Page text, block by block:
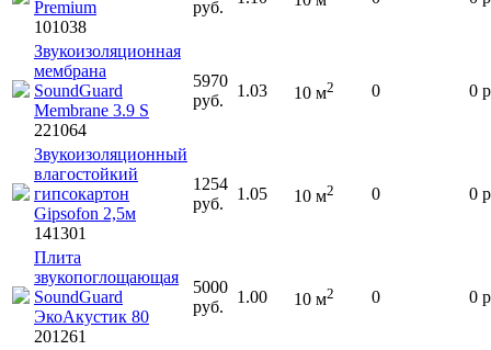
Premium
101038
руб.
Звукоизоляционная
мембрана
SoundGuard
Membranе 3.9 S
221064
5970
руб.
1.03 10 м2 0 0
Звукоизоляционный
влагостойкий
гипсокартон
Gipsofon 2,5м
141301
1254
руб.
1.05 10 м2 0 0
Плита
звукопоглощающая
SoundGuard
ЭкоАкустик 80
201261
5000
руб.
1.00 10 м2 0 0